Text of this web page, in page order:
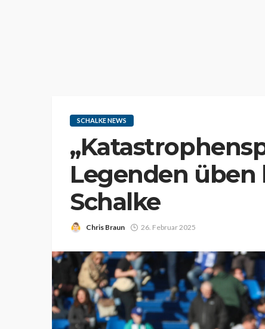
SCHALKE NEWS
Legenden
Schalke
Chris Braun 26. Februar 2025